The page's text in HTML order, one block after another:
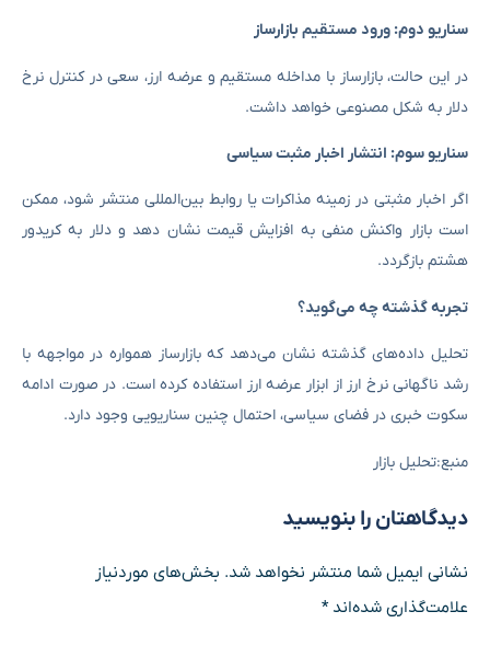
سناریو دوم: ورود مستقیم بازارساز
در این حالت، بازارساز با مداخله مستقیم و عرضه ارز، سعی در کنترل نرخ
دلار به شکل مصنوعی خواهد داشت.
سناریو سوم: انتشار اخبار مثبت سیاسی
اگر اخبار مثبتی در زمینه مذاکرات یا روابط بین‌المللی منتشر شود، ممکن
است بازار واکنش منفی به افزایش قیمت نشان دهد و دلار به کریدور
هشتم بازگردد.
تجربه گذشته چه می‌گوید؟
تحلیل‌ داده‌های گذشته نشان می‌دهد که بازارساز همواره در مواجهه با
رشد ناگهانی نرخ ارز از ابزار عرضه ارز استفاده کرده است. در صورت ادامه
سکوت خبری در فضای سیاسی، احتمال چنین سناریویی وجود دارد.
منبع:تحلیل بازار
دیدگاهتان را بنویسید
نشانی ایمیل شما منتشر نخواهد شد. بخش‌های موردنیاز
علامت‌گذاری شده‌اند*